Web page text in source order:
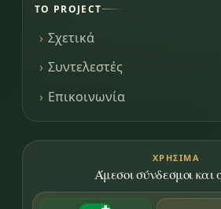
ΤΟ PROJECT
Σχετικά
Συντελεστές
Επικοινωνία
ΧΡΉΣΙΜΑ
Άμεσοι σύνδεσμοι και